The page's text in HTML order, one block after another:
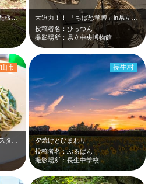
紫のLEDでライトアップされた桜は幻想的で目を見張る美しさです。
大迫力！！ 「ちば恐竜博」in県立中央博物館 モササウルス
投稿者名：ひっつん
撮影場所：県立中央博物館
市
夕焼けとひまわり
投稿者名：ぶるばん
撮影場所：長生中学校
長生村